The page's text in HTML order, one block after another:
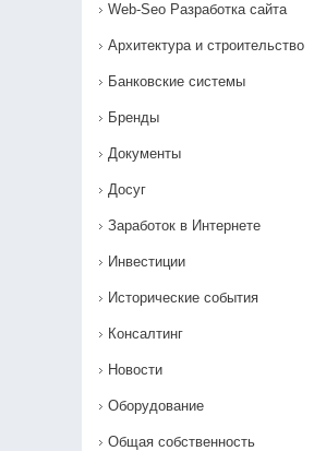
Web-Seo Разработка сайта
Архитектура и строительство
Банковские системы
Бренды
Документы
Досуг
Заработок в Интернете
Инвестиции
Исторические события
Консалтинг
Новости
Оборудование
Общая собственность